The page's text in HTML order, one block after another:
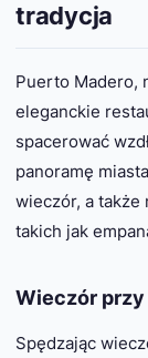
tradycja
Puerto Madero,
eleganckie
spacerować
panoramę
wieczór, a także
takich jak
Wieczór
Spędzając